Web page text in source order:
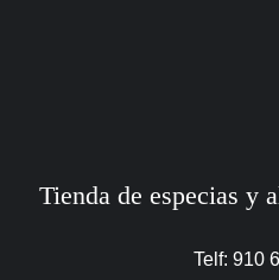
Tienda de especias y
Telf: 910